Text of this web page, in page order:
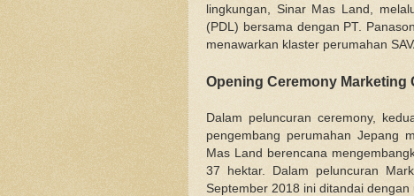
lingkungan, Sinar Mas Land,
(PDL) bersama dengan PT.
menawarkan klaster perumahan
Opening Ceremony Marketing
Dalam peluncuran ceremony,
pengembang perumahan Jepang
Mas Land berencana
37 hektar. Dalam peluncuran
September 2018 ini ditandai dengan